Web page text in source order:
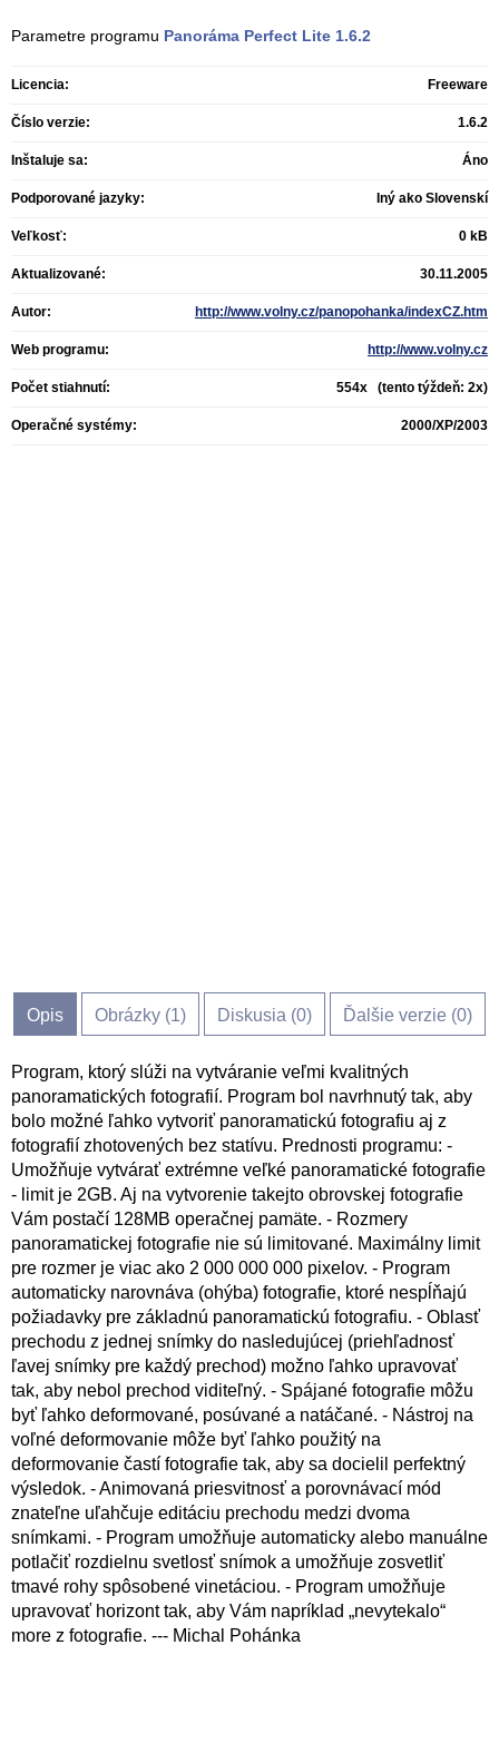
Parametre programu Panoráma Perfect Lite 1.6.2
Licencia: Freeware
Číslo verzie: 1.6.2
Inštaluje sa: Áno
Podporované jazyky: Iný ako Slovenskí
Veľkosť: 0 kB
Aktualizované: 30.11.2005
Autor: http://www.volny.cz/panopohanka/indexCZ.htm
Web programu: http://www.volny.cz
Počet stiahnutí: 554x (tento týždeň: 2x)
Operačné systémy: 2000/XP/2003
Opis Obrázky (1) Diskusia (0) Ďalšie verzie (0)
Program, ktorý slúži na vytváranie veľmi kvalitných
panoramatických fotografií. Program bol navrhnutý tak, aby
bolo možné ľahko vytvoriť panoramatickú fotografiu aj z
fotografií zhotovených bez statívu. Prednosti programu: -
Umožňuje vytvárať extrémne veľké panoramatické fotografie
- limit je 2GB. Aj na vytvorenie takejto obrovskej fotografie
Vám postačí 128MB operačnej pamäte. - Rozmery
panoramatickej fotografie nie sú limitované. Maximálny limit
pre rozmer je viac ako 2 000 000 000 pixelov. - Program
automaticky narovnáva (ohýba) fotografie, ktoré nespĺňajú
požiadavky pre základnú panoramatickú fotografiu. - Oblasť
prechodu z jednej snímky do nasledujúcej (priehľadnosť
ľavej snímky pre každý prechod) možno ľahko upravovať
tak, aby nebol prechod viditeľný. - Spájané fotografie môžu
byť ľahko deformované, posúvané a natáčané. - Nástroj na
voľné deformovanie môže byť ľahko použitý na
deformovanie častí fotografie tak, aby sa docielil perfektný
výsledok. - Animovaná priesvitnosť a porovnávací mód
znateľne uľahčuje editáciu prechodu medzi dvoma
snímkami. - Program umožňuje automaticky alebo manuálne
potlačiť rozdielnu svetlosť snímok a umožňuje zosvetliť
tmavé rohy spôsobené vinetáciou. - Program umožňuje
upravovať horizont tak, aby Vám napríklad „nevytekalo“
more z fotografie. --- Michal Pohánka